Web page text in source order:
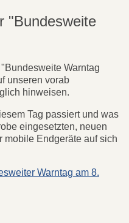
"Bundesweite
Warntag
unseren vorab
hinweisen.
Tag passiert und was
eingesetzten, neuen
mobile Endgeräte auf sich
Warntag am 8.